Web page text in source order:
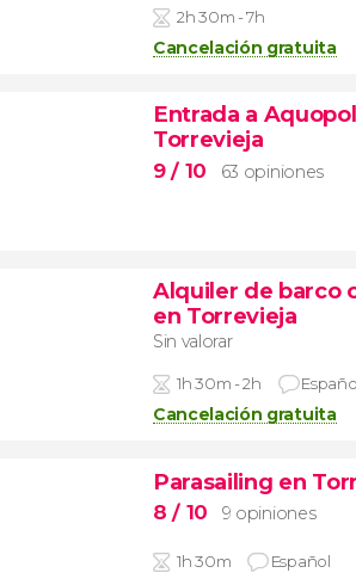
2h 30m - 7h
Cancelación gratuita
Entrada a
Torrevieja
9/ 10 63 opiniones
Alquiler de barco
en Torrevieja
Sin valorar
1h 30m - 2h
Cancelación gratuita
Parasailing en
8/ 10 9 opiniones
1h 30m Español